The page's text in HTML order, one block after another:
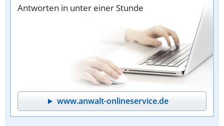
Antworten in unter einer Stunde
www.anwalt-onlineservice.de